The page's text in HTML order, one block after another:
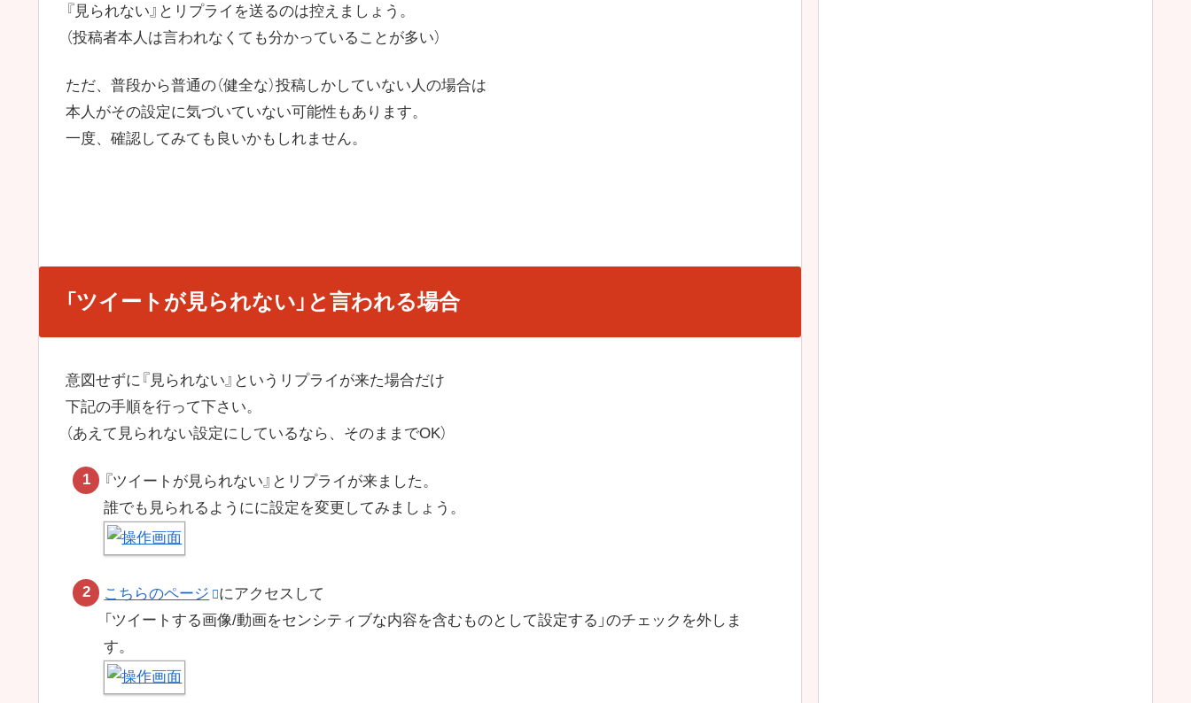
『見られない』とリプライを送るのは控えましょう。
（投稿者本人は言われなくても分かっていることが多い）
ただ、普段から普通の（健全な）投稿しかしていない人の場合は
本人がその設定に気づいていない可能性もあります。
一度、確認してみても良いかもしれません。
「ツイートが見られない」と言われる場合
意図せずに『見られない』というリプライが来た場合だけ
下記の手順を行って下さい。
（あえて見られない設定にしているなら、そのままでOK）
『ツイートが見られない』とリプライが来ました。
誰でも見られるようにに設定を変更してみましょう。
こちらのページ
にアクセスして
「ツイートする画像/動画をセンシティブな内容を含むものとして設定する」のチェックを外しま
す。